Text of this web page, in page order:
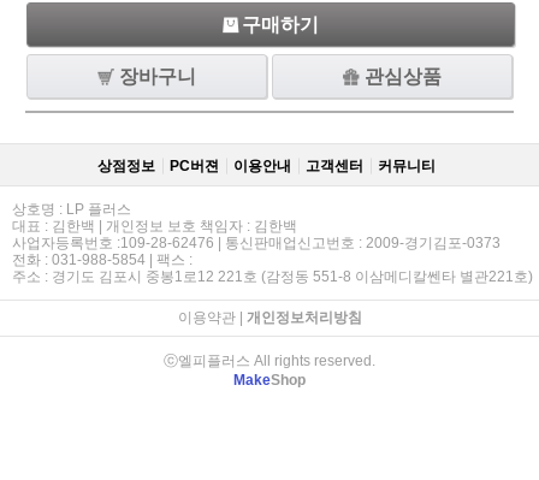
구매하기
장바구니 관심상품
상점정보 PC버젼 이용안내 고객센터 커뮤니티
상호명 : LP 플러스
대표 : 김한백 | 개인정보 보호 책임자 : 김한백
사업자등록번호 :109-28-62476 | 통신판매업신고번호 : 2009-경기김포-0373
전화 : 031-988-5854 | 팩스 :
주소 : 경기도 김포시 중봉1로12 221호 (감정동 551-8 이삼메디칼쎈타 별관221호)
이용약관| 개인정보처리방침
ⓒ엘피플러스 All rights reserved.
MakeShop